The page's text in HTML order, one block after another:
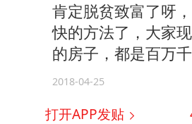
肯定脱贫致富了呀
快的方法了，大家
的房子，都是百万千
2018-04-25
打开APP发贴